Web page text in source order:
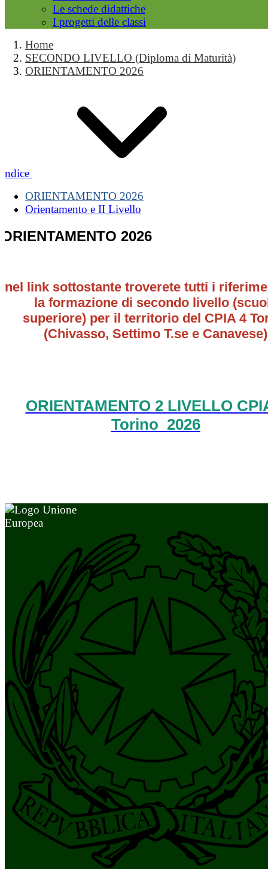
Le schede didattiche
I progetti delle classi
Home
SECONDO LIVELLO (Diploma di Maturità)
ORIENTAMENTO 2026
Indice
ORIENTAMENTO 2026
Orientamento e II Livello
ORIENTAMENTO 2026
nel link sottostante troverete tutti i
la formazione di secondo livello
superiore) per il territorio del CPIA 4
(Chivasso, Settimo T.se e Canavese)
ORIENTAMENTO 2 LIVELLO
Torino 2026